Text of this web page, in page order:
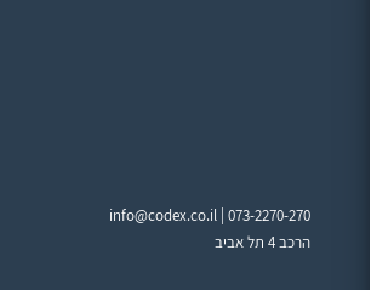
info@codex.co.il |073-2270-270
הרכב 4 תל אביב